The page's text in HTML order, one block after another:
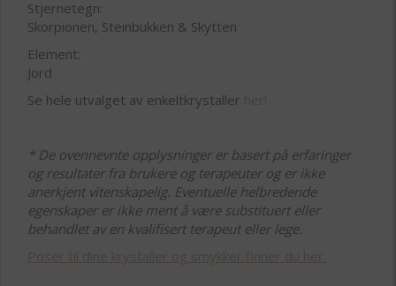
Stjernetegn:
Skorpionen, Steinbukken & Skytten
Element:
Jord
Se hele utvalget av enkeltkrystaller her!
* De ovennevnte opplysninger er basert på erfaringer
og resultater fra brukere og terapeuter og er ikke
anerkjent vitenskapelig. Eventuelle helbredende
egenskaper er ikke ment å være substituert eller
behandlet av en kvalifisert terapeut eller lege.
Poser til dine krystaller og smykker finner du her.